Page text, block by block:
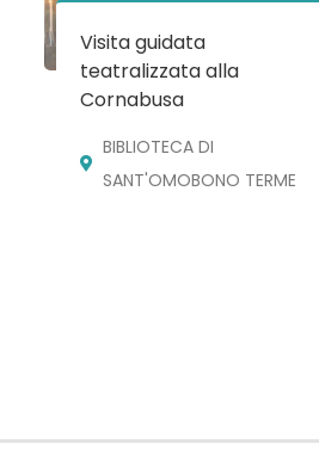
Visita guidata
teatralizzata alla
Cornabusa
BIBLIOTECA DI
SANT'OMOBONO TERME